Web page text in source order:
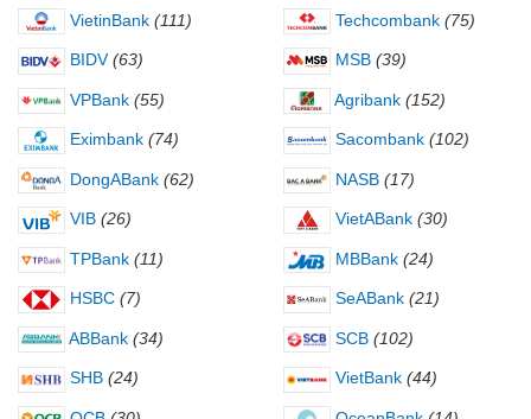
VietinBank (111) Techcombank (75)
BIDV (63) MSB (39)
VPBank (55) Agribank (152)
Eximbank (74) Sacombank (102)
DongABank (62) NASB (17)
VIB (26) VietABank (30)
TPBank (11) MBBank (24)
HSBC (7) SeABank (21)
ABBank (34) SCB (102)
SHB (24) VietBank (44)